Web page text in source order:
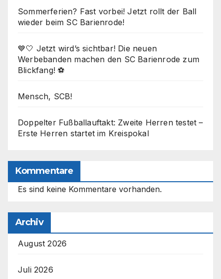
Sommerferien? Fast vorbei! Jetzt rollt der Ball
wieder beim SC Barienrode!
💙🤍 Jetzt wird’s sichtbar! Die neuen
Werbebanden machen den SC Barienrode zum
Blickfang! ⚽
Mensch, SCB!
Doppelter Fußballauftakt: Zweite Herren testet –
Erste Herren startet im Kreispokal
Kommentare
Es sind keine Kommentare vorhanden.
Archiv
August 2026
Juli 2026